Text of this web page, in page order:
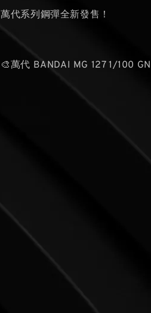
萬代系列鋼彈全新發售！
🎨萬代 BANDAI MG 127 1/100